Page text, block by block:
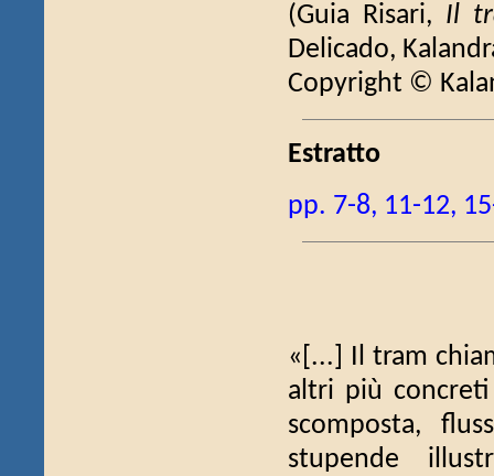
(Guia Risari, Il
Delicado,
Copyright ©
Estratto
pp. 7-8, 11-12,
«[...] Il tram
altri più
scomposta,
stupende